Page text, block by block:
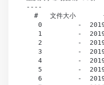
----
#   文件大小
0         -
1         -
2         -
3         -
4         -
5         -
6         -